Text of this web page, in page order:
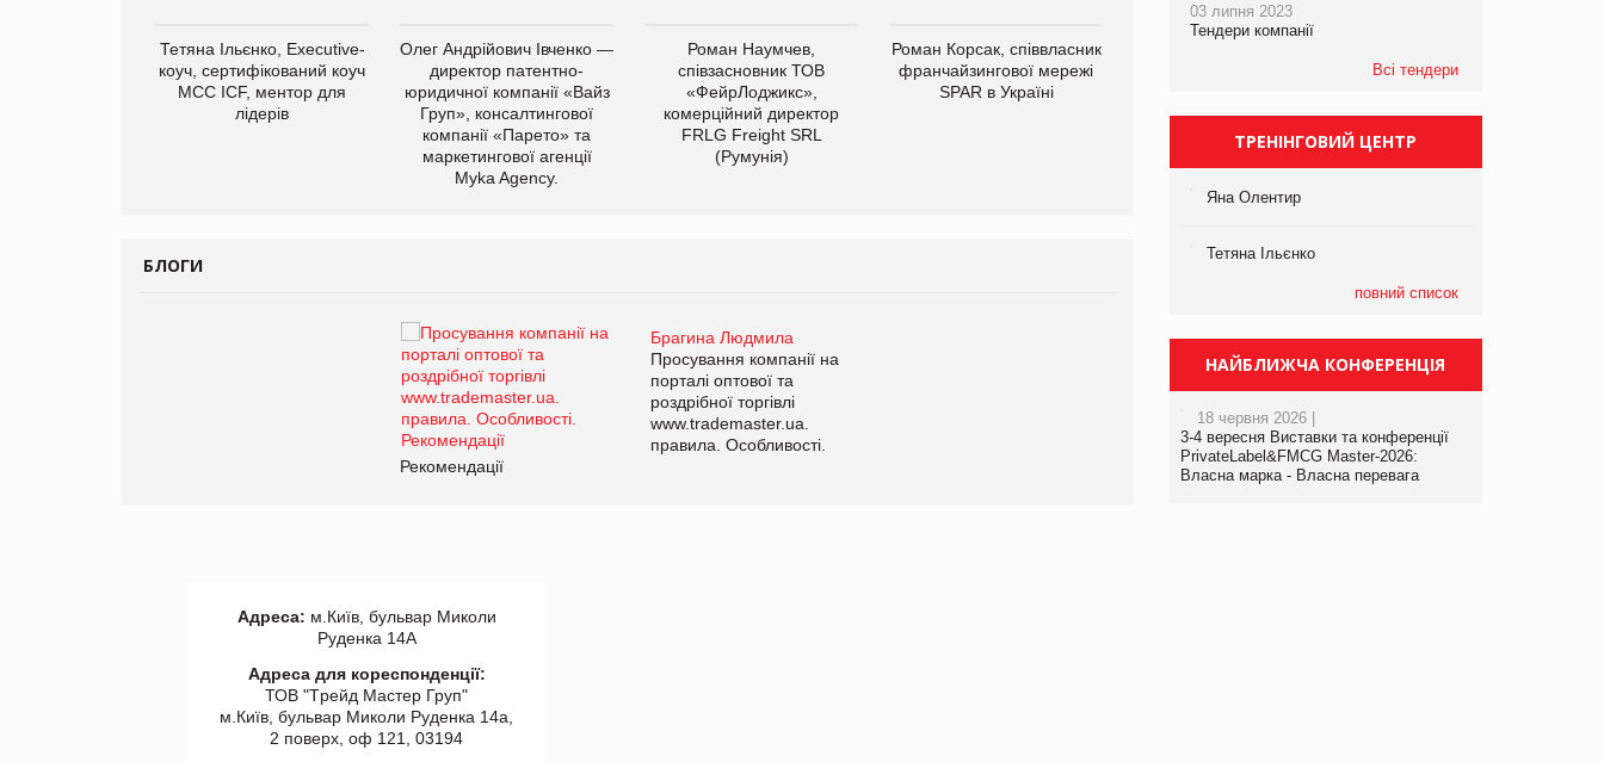
Тетяна Ільєнко, Executive-
коуч, сертифікований коуч
МСС ICF, ментор для
лідерів
Олег Андрійович Івченко —
директор патентно-
юридичної компанії «Вайз
Груп», консалтингової
компанії «Парето» та
маркетингової агенції
Myka Agency.
Роман Наумчев,
співзасновник ТОВ
«ФейрЛоджикс»,
комерційний директор
FRLG Freight SRL
(Румунія)
Роман Корсак, співвласник
франчайзингової мережі
SPAR в Україні
виробництва
компанії «УкраМарин»
БЛОГИ
Брагина Людмила
Просування компанії на
порталі оптової та
роздрібної торгівлі
www.trademaster.ua.
правила. Особливості.
Рекомендації
Брагина Людмила
Просування компанії на
www.trademaster.ua.
правила. Особливості.
03 липня 2023
Тендери компанії
Всі тендери
ТРЕНІНГОВИЙ ЦЕНТР
Яна Олентир
Тетяна Ільєнко
повний список
НАЙБЛИЖЧА КОНФЕРЕНЦІЯ
18 червня 2026 |
3-4 вересня Виставки та конференції
PrivateLabel&FMCG Master-2026:
Власна марка - Власна перевага
Адреса: м.Київ, бульвар Миколи
Руденка 14А
Адреса для кореспонденції:
ТОВ "Tрейд Мастер Груп"
м.Київ, бульвар Миколи Руденка 14а,
2 поверх, оф 121, 03194